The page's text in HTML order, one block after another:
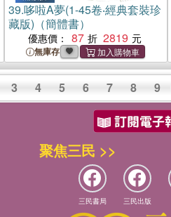
39.哆啦A夢(1-45卷‧經典套裝珍
藏版)（簡體書）
優惠價： 87 2819
無庫存
3 4 5 6 7 8 9
聚焦三民 >>
三民書局 三民出版